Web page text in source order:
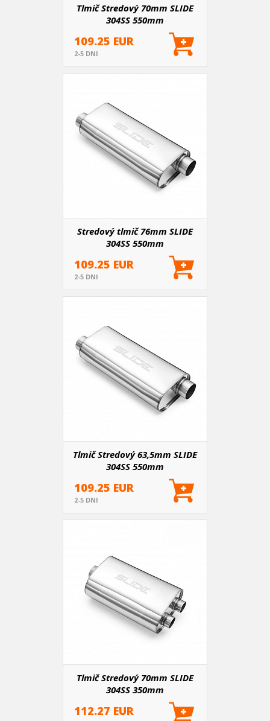
Tlmič Stredový 70mm SLIDE
304SS 550mm
109.25 EUR
2-5 DNI
Stredový tlmič 76mm SLIDE
304SS 550mm
109.25 EUR
2-5 DNI
Tlmič Stredový 63,5mm SLIDE
304SS 550mm
109.25 EUR
2-5 DNI
Tlmič Stredový 70mm SLIDE
304SS 350mm
112.27 EUR